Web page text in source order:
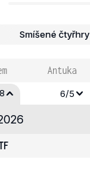
Smíšené čtyřhry
Antuka
6/5